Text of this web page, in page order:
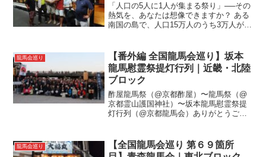
「人口の5人に1人が集まる祭り」──その
熱気を、あなたは想像できますか？ ある
南国の島で、人口15万人のうち3万人が集
り」と「神輿」が飛び交う、まさに“和の
熱狂”が渦巻く...
龍馬会巡り
【番外編 全国龍馬会巡り】坂本
龍馬慰霊祭提灯行列｜近畿・北陸
ブロック
酢屋龍馬祭（@京都酢屋）〜龍馬祭（@
京都霊山護国神社）〜坂本龍馬慰霊祭提
灯行列（@京都龍馬会）ありがとうござ
公園 #高台寺 #龍馬坂 #霊明神社 #1...
龍馬会巡り
【全国龍馬会巡り 第６９箇所